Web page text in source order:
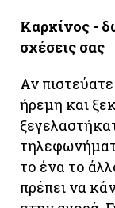
Καρκίνος -
σχέσεις σας
Αν
ήρεμη και
το ένα το
πρέπει να